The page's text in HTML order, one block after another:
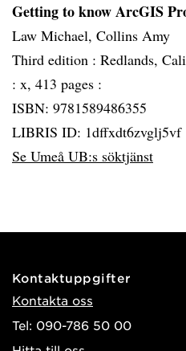
Getting to know ArcGIS
Law Michael, Collins Amy
Third edition : Redlands,
: x, 413 pages :
ISBN: 9781589486355
LIBRIS ID: 1dffxdt6zvglj5vf
Se Umeå UB:s söktjänst
Kontaktuppgifter
Kontakta oss
Tel: 090-786 50 00